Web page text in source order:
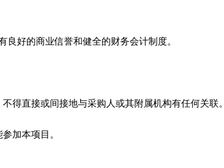
好的商业信誉和健全的财务会计制度。
得直接或间接地与采购人或其附属机构有任何关联。
加本项目。